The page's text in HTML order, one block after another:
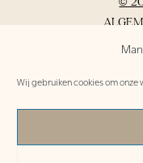
Wij gebruiken cookies om onze